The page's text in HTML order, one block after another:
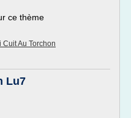
ce thème
Au Torchon
Lu7